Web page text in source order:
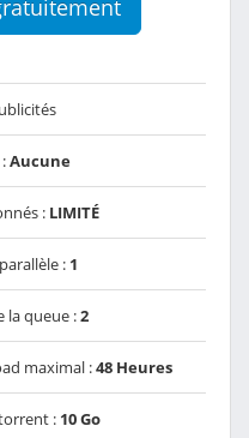
Aucune
: LIMITÉ
: 1
la queue :2
maximal :48 Heures
: 10 Go